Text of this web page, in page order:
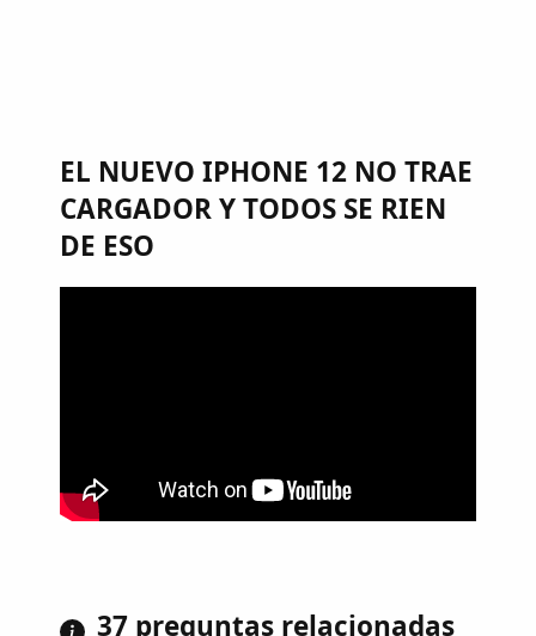
EL NUEVO IPHONE 12 NO TRAE
CARGADOR Y TODOS SE RIEN
DE ESO
37 preguntas relacionadas